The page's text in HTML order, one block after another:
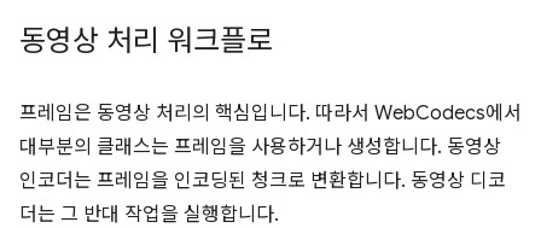
동영상 처리 워크플로
프레임은 동영상 처리의 핵심입니다. 따라서 WebCodecs에서
대부분의 클래스는 프레임을 사용하거나 생성합니다. 동영상
인코더는 프레임을 인코딩된 청크로 변환합니다. 동영상 디코
더는 그 반대 작업을 실행합니다.